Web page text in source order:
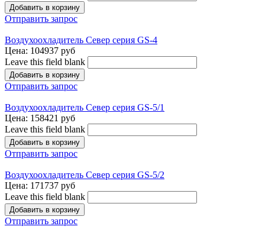
Отправить запрос
Воздухоохладитель Север серия GS-4
Цена: 104937 руб
Leave this field blank
Отправить запрос
Воздухоохладитель Север серия GS-5/1
Цена: 158421 руб
Leave this field blank
Отправить запрос
Воздухоохладитель Север серия GS-5/2
Цена: 171737 руб
Leave this field blank
Отправить запрос